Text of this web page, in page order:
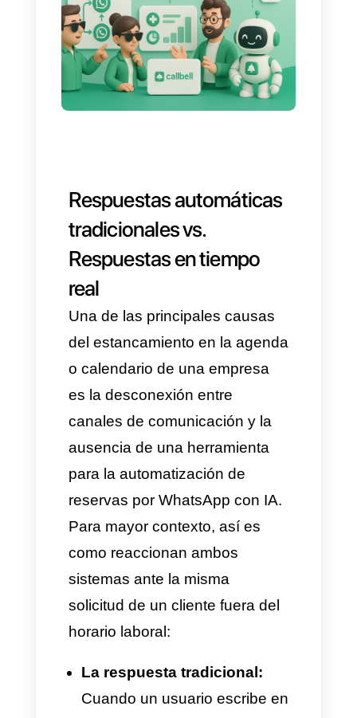
error operativo y se optimiza la
productividad del equipo.
A continuación, analizamos
herramientas modernas para la
automatización de reservas por
WhatsApp con IA y cómo se
benefician sectores de la
industria.